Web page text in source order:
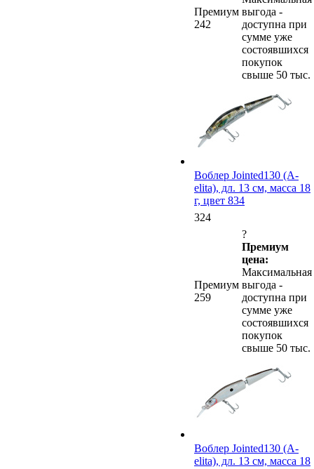
Премиум
242
выгода -
доступна при
сумме уже
состоявшихся
покупок
свыше 50 тыс.
Воблер Jointed130 (A-
elita), дл. 13 см, масса 18
г, цвет 834
324
Премиум
259
?
Премиум
цена:
Максимальная
выгода -
доступна при
сумме уже
состоявшихся
покупок
свыше 50 тыс.
Воблер Jointed130 (A-
elita), дл. 13 см, масса 18